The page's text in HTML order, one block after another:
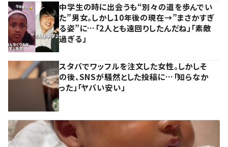
中学生の時に出会うも“別々の道を歩んでい
た”男女。しかし10年後の現在→”まさかすぎ
る姿”に…「2人とも遠回りしたんだね」「素敵
過ぎる」
スタバでワッフルを注文した女性。しかしそ
の後、SNSが騒然とした投稿に…「知らなか
った」「ヤバい安い」